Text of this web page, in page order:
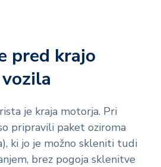
pred krajo
je kraja motorja. Pri
pripravili paket oziroma
ki jo je možno skleniti tudi
brez pogoja sklenitve